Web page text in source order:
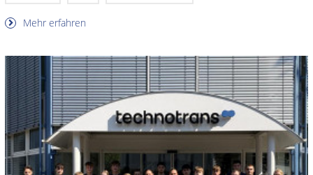
Mehr erfahren